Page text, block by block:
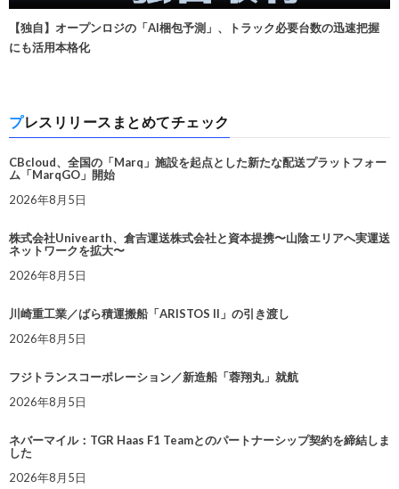
【独自】オープンロジの「AI梱包予測」、トラック必要台数の迅速把握
にも活用本格化
プレスリリースまとめてチェック
CBcloud、全国の「Marq」施設を起点とした新たな配送プラットフォー
ム「MarqGO」開始
2026年8月5日
株式会社Univearth、倉吉運送株式会社と資本提携〜山陰エリアへ実運送
ネットワークを拡大〜
2026年8月5日
川崎重工業／ばら積運搬船「ARISTOS II」の引き渡し
2026年8月5日
フジトランスコーポレーション／新造船「蓉翔丸」就航
2026年8月5日
ネバーマイル：TGR Haas F1 Teamとのパートナーシップ契約を締結しま
した
2026年8月5日